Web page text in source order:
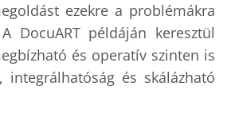
ezekre a problémákra
DocuART példáján keresztül
és operatív szinten is
integrálhatóság és skálázható